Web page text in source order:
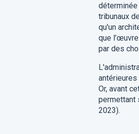
tribunaux
qu'un
que
par des
Or, avant
permettant
2023).